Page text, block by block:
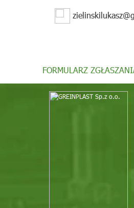
FORMULARZ